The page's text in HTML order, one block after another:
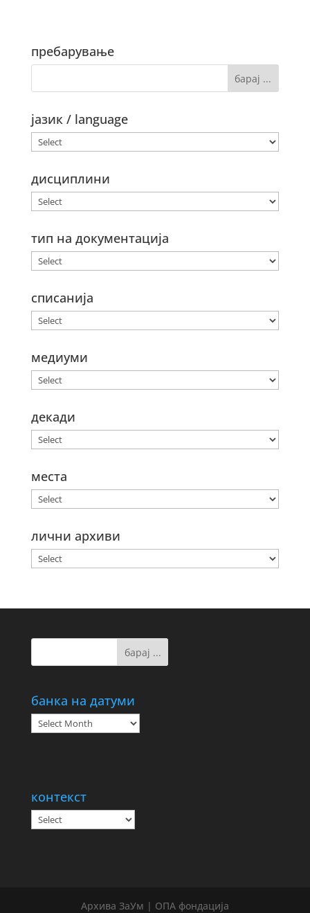
пребарување
јазик / language
дисциплини
тип на документација
списанија
медиуми
декади
места
лични архиви
банка на датуми
банка
на
контекст
Архива ЗаУм | ОПА фондација